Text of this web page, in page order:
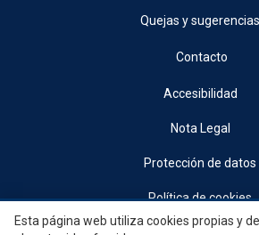
Quejas y sugerencias
Contacto
Accesibilidad
Nota Legal
Protección de datos
Política de cookies
Esta página web utiliza cookies propias y